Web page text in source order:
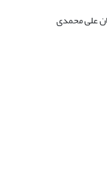
علی محمدی